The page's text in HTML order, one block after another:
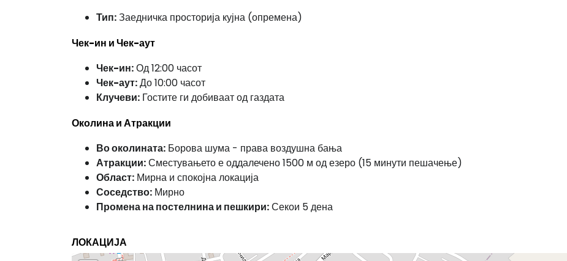
Тип:Заедничка просторија кујна (опремена)
Чек-ин и Чек-аут
Чек-ин:Од 12:00 часот
Чек-аут:До 10:00 часот
Клучеви: Гостите ги добиваат од газдата
Околина и Атракции
Во околината: Борова шума - права воздушна бања
Атракции:Сместувањето е оддалечено 1500 м од езеро (15 минути пешачење)
Област: Мирна и спокојна локација
Соседство: Мирно
Промена на постелнина и пешкири:Секои 5 дена
ЛОКАЦИЈА